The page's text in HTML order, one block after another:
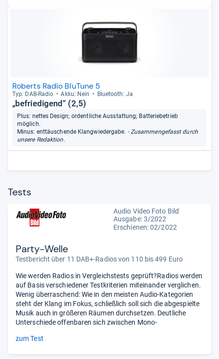
Roberts Radio BluTune 5
Typ: DAB-​Radio Akku: Nein Blue­tooth: Ja
„befriedigend“ (2,5)
Plus: nettes Design; ordentliche Ausstattung; Batteriebetrieb
möglich.
Minus: enttäuschende Klangwiedergabe. - Zusammengefasst durch
unsere Redaktion.
Tests
Audio Video Foto Bild
Ausgabe: 3/2022
Erschienen: 02/2022
Party-Welle
Testbericht über 11 DAB+-Radios von 110 bis 499 Euro
Wie werden Radios in Vergleichstests geprüft?Radios werden
auf Basis verschiedener Testkriterien miteinander verglichen.
Wenig überraschend: Wie in den meisten Audio-Kategorien
steht der Klang im Fokus, schließlich soll sich die abgespielte
Musik auch in größeren Räumen durchsetzen. Deutliche
Unterschiede offenbaren sich zwischen Mono-
zum Test